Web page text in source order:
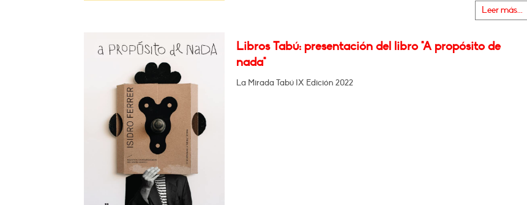
Leer más...
Libros Tabú: presentación del libro "A propósito de
nada"
La Mirada Tabú IX Edición 2022